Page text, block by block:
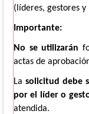
(líderes, gestores
Importante:
No se utilizarán
actas de
La solicitud debe
por el líder o
atendida.